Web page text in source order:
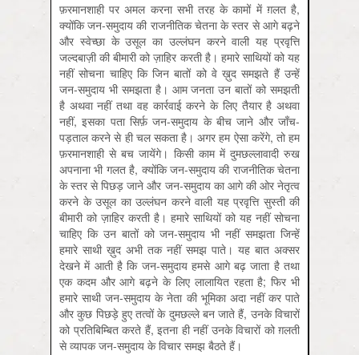
फ़रमानशाही पर अमल करना सभी तरह के कामों में ग़लत है,
क्योंकि जन-समुदाय की राजनीतिक चेतना के स्तर से आगे बढ़ने
और स्वेच्छा के उसूल का उल्लंघन करने वाली यह प्रवृत्ति
जल्दबाज़ी की बीमारी को ज़ाहिर करती है। हमारे साथियों को यह
नहीं सोचना चाहिए कि जिन बातों को वे ख़ुद समझते हैं उन्हें
जन-समुदाय भी समझता है। आम जनता उन बातों को समझती
है अथवा नहीं तथा वह कार्रवाई करने के लिए तैयार है अथवा
नहीं, इसका पता सिर्फ़ जन-समुदाय के बीच जाने और जाँच-
पड़ताल करने से ही चल सकता है। अगर हम ऐसा करेंगे, तो हम
फ़रमानशाही से बच जायेंगे। किसी काम में दुमछल्लावादी रुख
अपनाना भी गलत है, क्योंकि जन-समुदाय की राजनीतिक चेतना
के स्तर से पिछड़ जाने और जन-समुदाय का आगे की ओर नेतृत्व
करने के उसूल का उल्लंघन करने वाली यह प्रवृत्ति सुस्ती की
बीमारी को ज़ाहिर करती है। हमारे साथियों को यह नहीं सोचना
चाहिए कि उन बातों को जन-समुदाय भी नहीं समझता जिन्हें
हमारे साथी ख़ुद अभी तक नहीं समझ पाते। यह बात अक्सर
देखने में आती है कि जन-समुदाय हमसे आगे बढ़ जाता है तथा
एक कदम और आगे बढ़ने के लिए लालायित रहता है; फिर भी
हमारे साथी जन-समुदाय के नेता की भूमिका अदा नहीं कर पाते
और कुछ पिछड़े हुए तत्वों के दुमछल्ले बन जाते हैं, उनके विचारों
को प्रतिबिम्बित करते हैं, इतना ही नहीं उनके विचारों को ग़लती
से व्यापक जन-समुदाय के विचार समझ बैठते हैं।